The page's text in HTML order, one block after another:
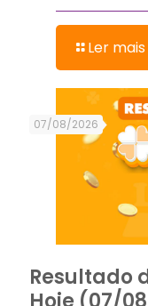
Ler mais
07/08/2026
Resultado